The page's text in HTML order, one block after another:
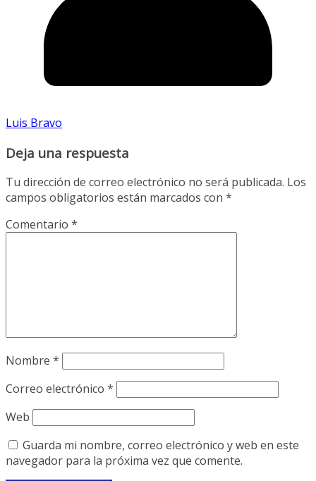
Luis Bravo
Deja una respuesta
Tu dirección de correo electrónico no será publicada. Los
campos obligatorios están marcados con *
Comentario *
Nombre *
Correo electrónico *
Web
Guarda mi nombre, correo electrónico y web en este
navegador para la próxima vez que comente.